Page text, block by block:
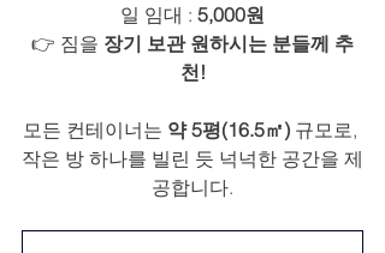
일 임대 : 5,000원
👉 짐을 장기 보관 원하시는 분들께 추
천!
모든 컨테이너는 약 5평(16.5㎡) 규모로,
작은 방 하나를 빌린 듯 넉넉한 공간을 제
공합니다.